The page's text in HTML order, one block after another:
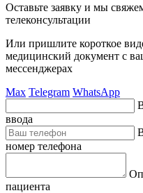
Оставьте заявку и мы
телеконсультации
Или пришлите короткое
медицинский документ с
мессенджерах
Max Telegram WhatsApp
ввода
номер телефона
пациента